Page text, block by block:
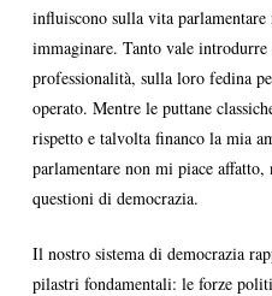
influiscono sulla vita
immaginare. Tanto vale
professionalità, sulla loro fedina
operato. Mentre le puttane
rispetto e talvolta financo la mia
parlamentare non mi piace
questioni di democrazia.
Il nostro sistema di democrazia
pilastri fondamentali: le forze